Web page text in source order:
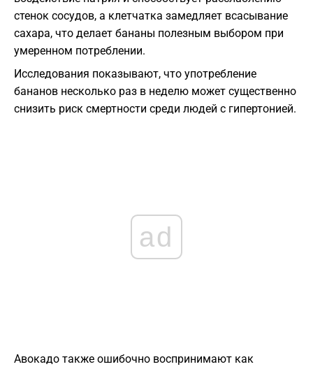
стенок сосудов, а клетчатка замедляет всасывание
сахара, что делает бананы полезным выбором при
умеренном потреблении.
Исследования показывают, что употребление
бананов несколько раз в неделю может существенно
снизить риск смертности среди людей с гипертонией.
ad
Авокадо также ошибочно воспринимают как